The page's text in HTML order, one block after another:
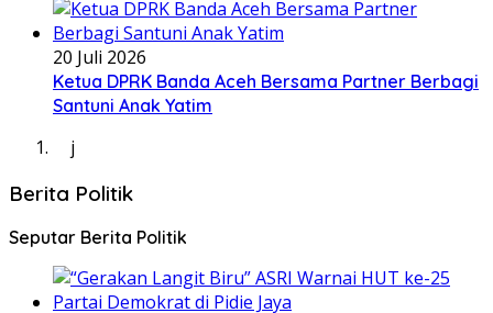
20 Juli 2026
Ketua DPRK Banda Aceh Bersama Partner Berbagi
Santuni Anak Yatim
j
Berita Politik
Seputar Berita Politik